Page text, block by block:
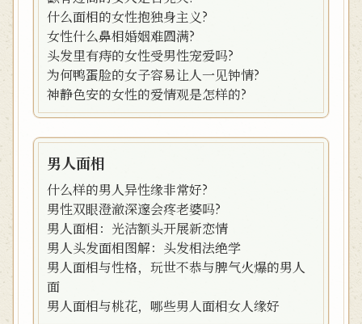
什么面相的女性抱独身主义?
女性什么鼻相婚姻难圆满?
头发里有痔的女性受男性宠爱吗?
为何鸭蛋脸的女子容易让人一见钟情?
神静色安的女性的爱情观是怎样的?
男人面相
什么样的男人异性缘非常好?
男性双眼澄澈深邃会疼老婆吗?
男人面相：光洁额头开展新恋情
男人头发面相图解：头发相法绝学
男人面相与性格，玩世不恭与脾气火爆的男人
面
男人面相与桃花，哪些男人面相女人缘好